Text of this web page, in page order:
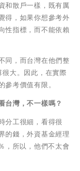
和散戶一樣，既有厲
得，如果你想參考外
性指標，而不能依賴
同，而台灣在他們整
大。因此，在實際
考價值有限。
台灣，不一樣嗎？
分工很細，看得很
的錢，外資基金經理
，所以，他們不太會